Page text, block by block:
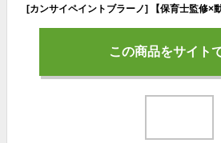
この商品をサイト